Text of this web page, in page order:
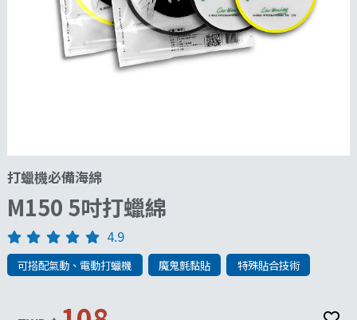
打蠟機必備海綿
M150 5吋打蠟綿
4.9
可搭配氣動、電動打蠟機 魔鬼氈黏貼 特殊貼合技術